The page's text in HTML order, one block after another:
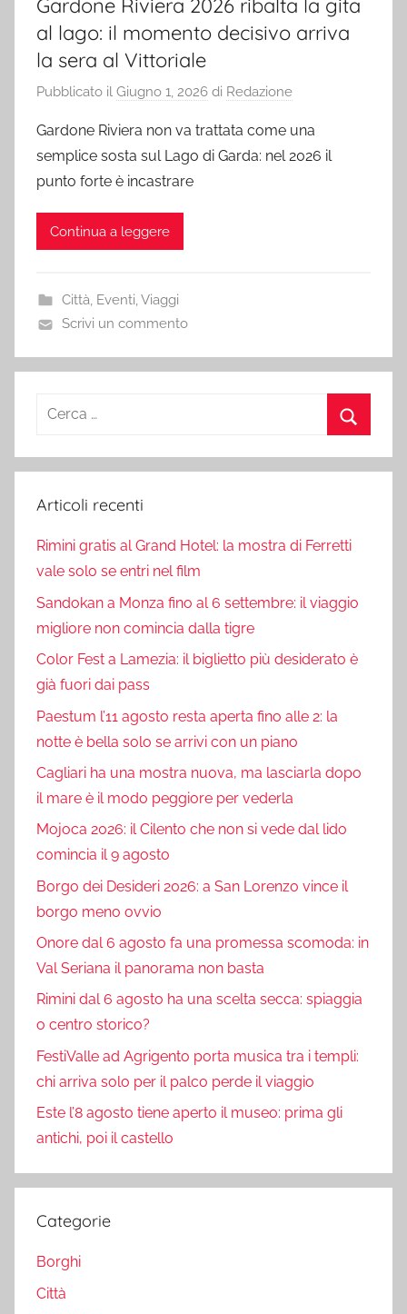
Gardone Riviera 2026 ribalta la gita
al lago: il momento decisivo arriva
la sera al Vittoriale
Pubblicato il Giugno 1, 2026 di Redazione
Gardone Riviera non va trattata come una
semplice sosta sul Lago di Garda: nel 2026 il
punto forte è incastrare
Continua a leggere
Città, Eventi,Viaggi
Scrivi un commento
Ricerca
Articoli recenti
Rimini gratis al Grand Hotel: la mostra di Ferretti
vale solo se entri nel film
Sandokan a Monza fino al 6 settembre: il viaggio
migliore non comincia dalla tigre
Color Fest a Lamezia: il biglietto più desiderato è
già fuori dai pass
Paestum l’11 agosto resta aperta fino alle 2: la
notte è bella solo se arrivi con un piano
Cagliari ha una mostra nuova, ma lasciarla dopo
il mare è il modo peggiore per vederla
Mojoca 2026: il Cilento che non si vede dal lido
comincia il 9 agosto
Borgo dei Desideri 2026: a San Lorenzo vince il
borgo meno ovvio
Onore dal 6 agosto fa una promessa scomoda: in
Val Seriana il panorama non basta
Rimini dal 6 agosto ha una scelta secca: spiaggia
o centro storico?
FestiValle ad Agrigento porta musica tra i templi:
chi arriva solo per il palco perde il viaggio
Este l’8 agosto tiene aperto il museo: prima gli
antichi, poi il castello
Categorie
Borghi
Città